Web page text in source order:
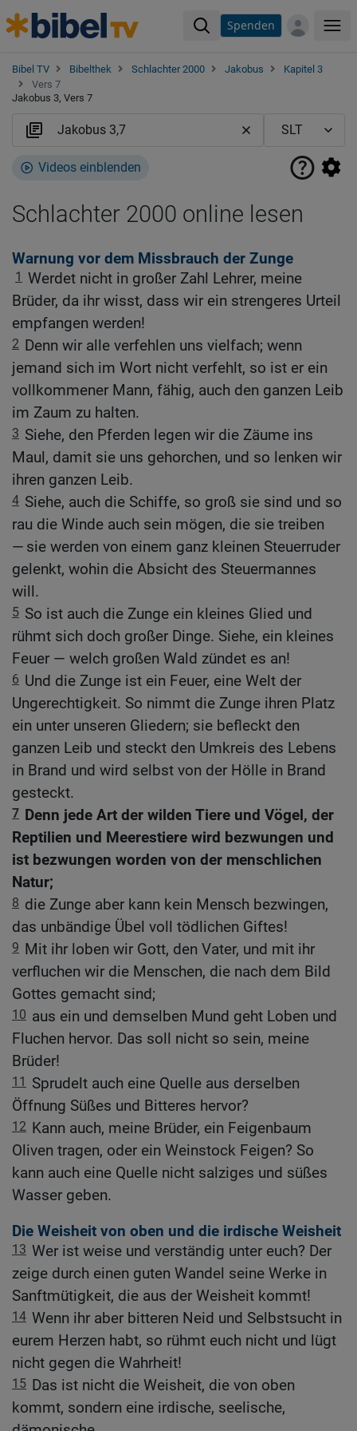
Spenden
Bibel TV Bibelthek Schlachter 2000 Jakobus
Kapitel 3
Vers 7
Jakobus 3, Vers 7
Videos einblenden
Schlachter 2000 online lesen
Warnung vor dem Missbrauch der Zunge
1 Werdet nicht in großer Zahl Lehrer, meine
Brüder, da ihr wisst, dass wir ein strengeres Urteil
empfangen werden!
2 Denn wir alle verfehlen uns vielfach; wenn
jemand sich im Wort nicht verfehlt, so ist er ein
vollkommener Mann, fähig, auch den ganzen Leib
im Zaum zu halten.
3 Siehe, den Pferden legen wir die Zäume ins
Maul, damit sie uns gehorchen, und so lenken wir
ihren ganzen Leib.
4 Siehe, auch die Schiffe, so groß sie sind und so
rau die Winde auch sein mögen, die sie treiben
— sie werden von einem ganz kleinen Steuerruder
gelenkt, wohin die Absicht des Steuermannes
will.
5 So ist auch die Zunge ein kleines Glied und
rühmt sich doch großer Dinge. Siehe, ein kleines
Feuer — welch großen Wald zündet es an!
6 Und die Zunge ist ein Feuer, eine Welt der
Ungerechtigkeit. So nimmt die Zunge ihren Platz
ein unter unseren Gliedern; sie befleckt den
ganzen Leib und steckt den Umkreis des Lebens
in Brand und wird selbst von der Hölle in Brand
gesteckt.
7 Denn jede Art der wilden Tiere und Vögel, der
Reptilien und Meerestiere wird bezwungen und
ist bezwungen worden von der menschlichen
Natur;
8 die Zunge aber kann kein Mensch bezwingen,
das unbändige Übel voll tödlichen Giftes!
9 Mit ihr loben wir Gott, den Vater, und mit ihr
verfluchen wir die Menschen, die nach dem Bild
Gottes gemacht sind;
10 aus ein und demselben Mund geht Loben und
Fluchen hervor. Das soll nicht so sein, meine
Brüder!
11
Sprudelt auch eine Quelle aus derselben
Öffnung Süßes und Bitteres hervor?
12 Kann auch, meine Brüder, ein Feigenbaum
Oliven tragen, oder ein Weinstock Feigen? So
kann auch eine Quelle nicht salziges und süßes
Wasser geben.
Die Weisheit von oben und die irdische Weisheit
13 Wer ist weise und verständig unter euch? Der
zeige durch einen guten Wandel seine Werke in
Sanftmütigkeit, die aus der Weisheit kommt!
14 Wenn ihr aber bitteren Neid und Selbstsucht in
eurem Herzen habt, so rühmt euch nicht und lügt
nicht gegen die Wahrheit!
15 Das ist nicht die Weisheit, die von oben
kommt, sondern eine irdische, seelische,